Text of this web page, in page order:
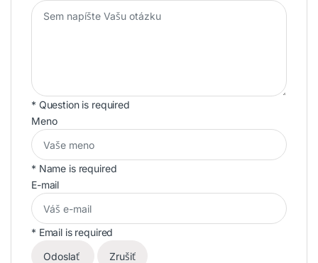
* Question is required
Meno
* Name is required
E-mail
* Email is required
Odoslať
Zrušiť